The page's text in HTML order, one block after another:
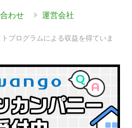
わせ 運営会社
プログラムによる収益を得ていま